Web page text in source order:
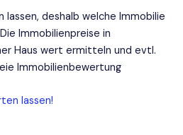
deshalb welche Immobilie
Immobilienpreise in
Haus wert ermitteln und evtl.
Immobilienbewertung
lassen!